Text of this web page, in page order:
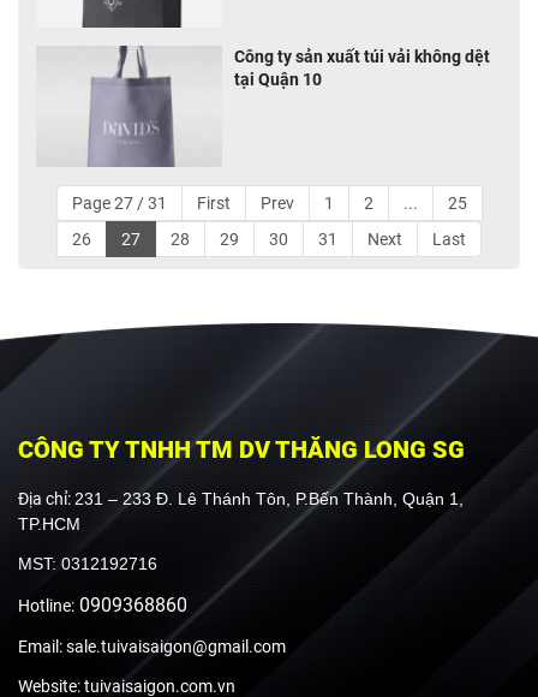
Công ty sản xuất túi vải không dệt
tại Quận 10
Page 27 / 31 First Prev 1 2 ...
25
26
27 28 29 30 31 Next Last
CÔNG TY TNHH TM DV THĂNG LONG SG
Địa chỉ: 231 – 233 Đ. Lê Thánh Tôn, P.Bến Thành, Quận 1,
TP.HCM
MST: 0312192716
Hotline: 0909368860
Email: sale.tuivaisaigon@gmail.com
Website: tuivaisaigon.com.vn